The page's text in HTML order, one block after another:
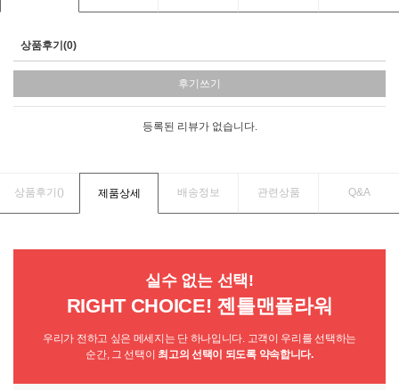
상품후기(0)
후기쓰기
등록된 리뷰가 없습니다.
상품후기() 제품상세 배송정보 관련상품 Q&A
실수 없는 선택!
RIGHT CHOICE! 젠틀맨플라워
우리가 전하고 싶은 메세지는 단 하나입니다. 고객이 우리를 선택하는
순간, 그 선택이 최고의 선택이 되도록 약속합니다.